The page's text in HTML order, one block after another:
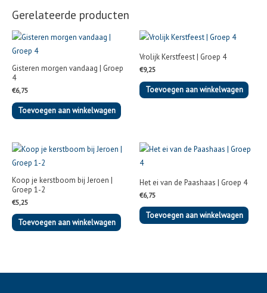
Gerelateerde producten
Gisteren morgen vandaag | Groep
4
€6,75
Toevoegen aan winkelwagen
Vrolijk Kerstfeest | Groep 4
€9,25
Toevoegen aan winkelwagen
Koop je kerstboom bij Jeroen |
Groep 1-2
€5,25
Toevoegen aan winkelwagen
Het ei van de Paashaas | Groep 4
€6,75
Toevoegen aan winkelwagen